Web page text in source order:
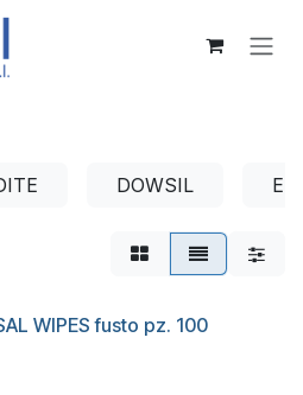
DOWSIL
WIPES fusto pz. 100